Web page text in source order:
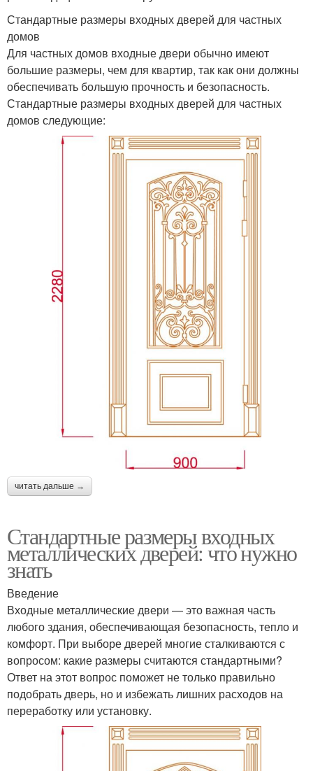
Стандартные размеры входных дверей для частных
домов
Для частных домов входные двери обычно имеют
большие размеры, чем для квартир, так как они должны
обеспечивать большую прочность и безопасность.
Стандартные размеры входных дверей для частных
домов следующие:
читать дальше →
Стандартные размеры входных
металлических дверей: что нужно
знать
Введение
Входные металлические двери — это важная часть
любого здания, обеспечивающая безопасность, тепло и
комфорт. При выборе дверей многие сталкиваются с
вопросом: какие размеры считаются стандартными?
Ответ на этот вопрос поможет не только правильно
подобрать дверь, но и избежать лишних расходов на
переработку или установку.